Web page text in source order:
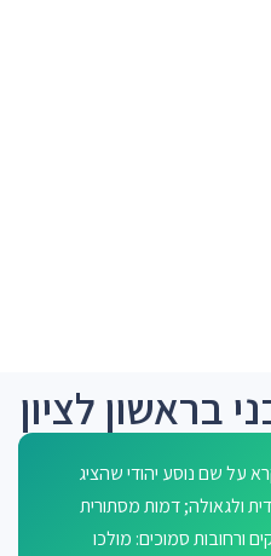
בראשון לציון
על שם נוסע יהודי שהציג
ולגאולה; דמות מסתורית
בסביבה כ-1,601 עסקים ורחובות סמוכים: מולכו